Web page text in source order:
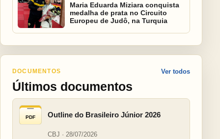
Maria Eduarda Miziara conquista
medalha de prata no Circuito
Europeu de Judô, na Turquia
DOCUMENTOS
Últimos documentos
Ver todos
PDF Outline do Brasileiro Júnior 2026
CBJ · 28/07/2026